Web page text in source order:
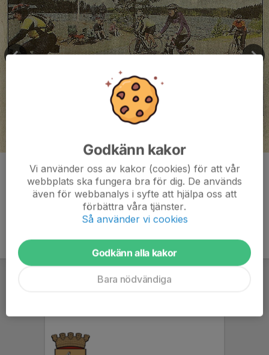
Kommentarer
Godkänn kakor
Vi använder oss av kakor (cookies) för att vår
webbplats ska fungera bra för dig. De används
även för webbanalys i syfte att hjälpa oss att
förbättra våra tjänster.
Så använder vi cookies
Godkänn alla kakor
Bara nödvändiga